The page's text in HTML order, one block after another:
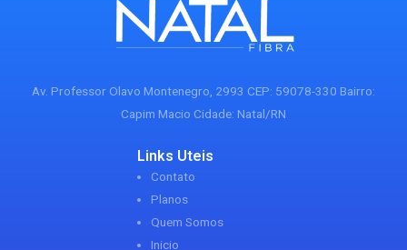
Av. Professor Olavo Montenegro, 2993 CEP: 59078-330 Bairro:
Capim Macio Cidade: Natal/RN
Links Uteis
Contato
Planos
Quem Somos
Inicio